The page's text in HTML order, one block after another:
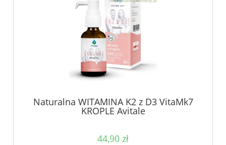
Naturalna WITAMINA K2 z D3 VitaMk7
KROPLE Avitale
44,90 zł